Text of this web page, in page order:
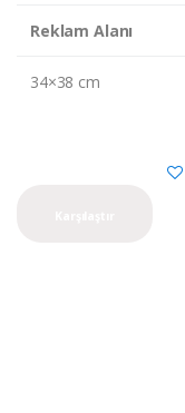
Reklam Alanı
34×38 cm